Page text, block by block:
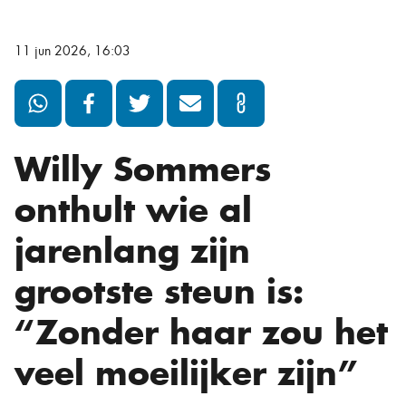
11 jun 2026, 16:03
Willy Sommers
onthult wie al
jarenlang zijn
grootste steun is:
“Zonder haar zou het
veel moeilijker zijn”